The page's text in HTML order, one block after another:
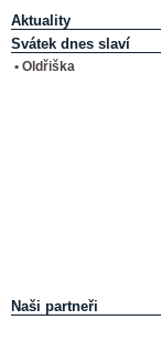
Aktuality
Svátek dnes slaví
• Oldřiška
Naši partneři